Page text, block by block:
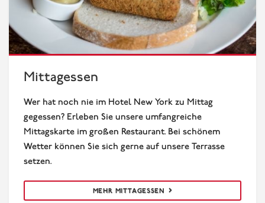
Mittagessen
Wer hat noch nie im Hotel New York zu Mittag
gegessen? Erleben Sie unsere umfangreiche
Mittagskarte im großen Restaurant. Bei schönem
Wetter können Sie sich gerne auf unsere Terrasse
setzen.
MEHR MITTAGESSEN